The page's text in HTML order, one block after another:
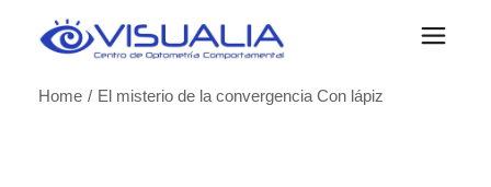
Home
El misterio de la convergencia Con lápiz